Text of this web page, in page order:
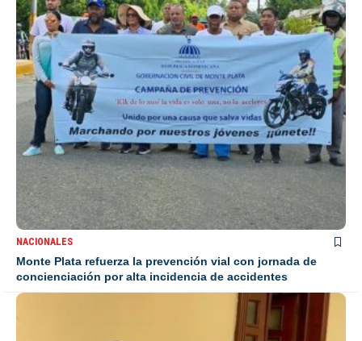
NACIONALES
Monte Plata refuerza la prevención vial con jornada de
concienciación por alta incidencia de accidentes